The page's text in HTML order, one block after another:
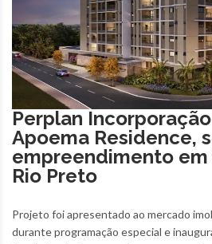
Perplan
Apoema Residence,
empreendimento em
Rio Preto
Projeto foi apresentado ao mercado
durante programação especial e